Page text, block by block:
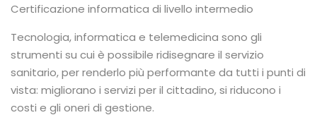
Certificazione informatica di livello intermedio
Tecnologia, informatica e telemedicina sono gli
strumenti su cui è possibile ridisegnare il servizio
sanitario, per renderlo più performante da tutti i punti di
vista: migliorano i servizi per il cittadino, si riducono i
costi e gli oneri di gestione.